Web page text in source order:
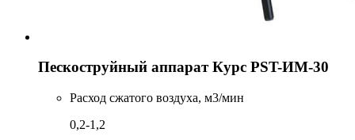
Пескоструйный аппарат Курс PST-ИМ-30
Расход сжатого воздуха, м3/мин
0,2-1,2